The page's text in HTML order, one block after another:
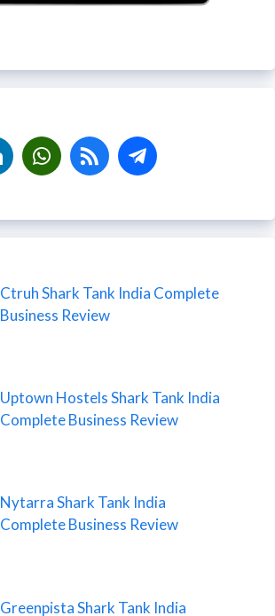
Ctruh Shark Tank India Complete
Business Review
Uptown Hostels Shark Tank India
Complete Business Review
Nytarra Shark Tank India
Complete Business Review
Greenpista Shark Tank India